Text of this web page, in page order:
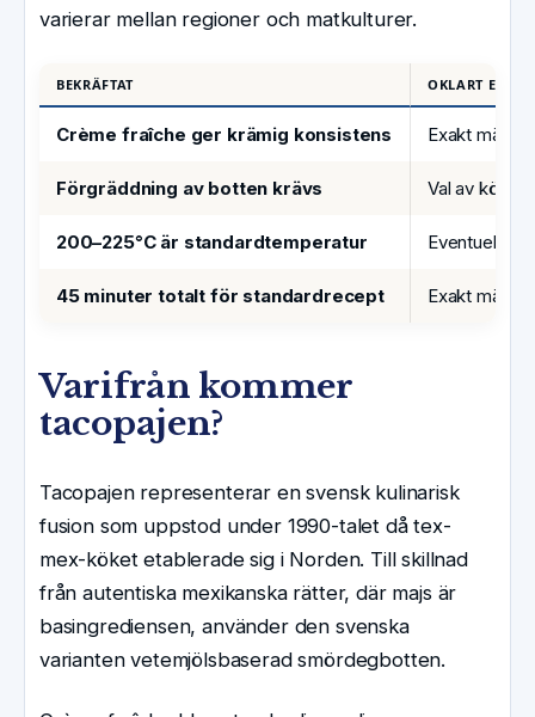
varierar mellan regioner och matkulturer.
BEKRÄFTAT OKLART
Crème fraîche ger krämig konsistens Exakt
Förgräddning av botten krävs Val av
200–225°C är standardtemperatur Eventuell
45 minuter totalt för standardrecept Exakt
Varifrån kommer
tacopajen?
Tacopajen representerar en svensk kulinarisk
fusion som uppstod under 1990-talet då tex-
mex-köket etablerade sig i Norden. Till skillnad
från autentiska mexikanska rätter, där majs är
basingrediensen, använder den svenska
varianten vetemjölsbaserad smördegbotten.